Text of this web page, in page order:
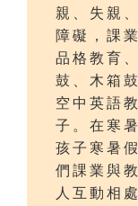
親、失親
障礙，課
品格教育
鼓、木箱
空中英語
子。在寒
孩子寒暑
們課業與
人互動相